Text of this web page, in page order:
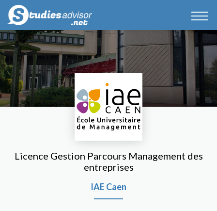
Licence Gestion Parcours Management des
entreprises
IAE Caen